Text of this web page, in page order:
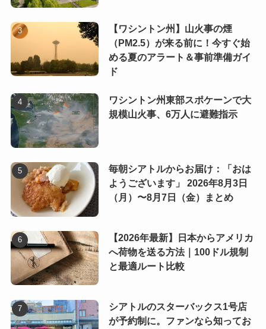
【ワシントン州】山火事の煙
（PM2.5）が来る前に！今すぐ始
める夏のアラート＆事前準備ガイ
ド
ワシントン州東部スポケーンで大
規模山火事、6万人に避難指示
毎朝シアトルからお届け：「おは
ようございます」 2026年8月3日
（月）〜8月7日（金）まとめ
【2026年最新】日本からアメリカ
へ荷物を送る方法｜100ドル規制
と最適ルート比較
シアトルのスターバックス1号店
が予約制に。ファンなら知ってお